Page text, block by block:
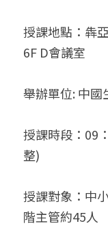
授課地點：犇
6F D會議室
舉辦單位: 中國
授課時段：09
整)
授課對象：中
階主管約45人